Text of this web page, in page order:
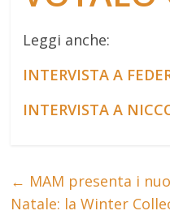
Leggi anche:
INTERVISTA A
INTERVISTA A
← MAM presenta i
Natale: la Winter